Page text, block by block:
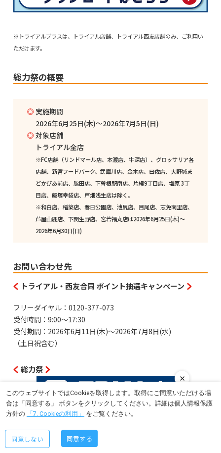
このウェブサイトではCookieを取得します。取得にご同意いただける場
合は「同意する」 ボタンをクリックしてください。詳細は個人情報保護
方針の
「7. Cookieの利用」 をご覧ください。
同意しない 同意する
※トライアルプラスは、トライアル店舗、トライアル西友店舗のみ、ご利用い
ただけます。
総力祭の概要
実施期間
2026年6月25日(木)～2026年7月5日(日)
対象店舗
トライアル全店
※FC店舗（リンドマール店、本渡店、牛深店）、グロッサリア各
店舗、新宮フードパーク、武庫川店、金木店、曰佐店、大野城ま
どかぴあ前店、脇田店、下曽根駅南店、片縄9丁目店、塩原 3丁
目店、飯塚幸袋店、戸畑浅生店は除く。
※和白店、稲築店、春日公園店、池尻店、目尾店、志免南里店、
芦屋山鹿店、下関生野店、宮若福丸店は2026年6月25日(木)～
2026年6月30日(日)
お問い合わせ先
トライアル・西友合同 ポイント抽選キャンペーン
フリーダイヤル：0120-377-073
受付時間：9:00～17:30
受付期間：2026年6月11日(木)～2026年7月8日(水)
（土日祝含む）
総力祭
フリーダイヤル：0120-033-559
受付時間：9:00～22:00
受付期間：年中無休
トライアル・西友合同 ポイント抽選キャンペーンと総力祭は